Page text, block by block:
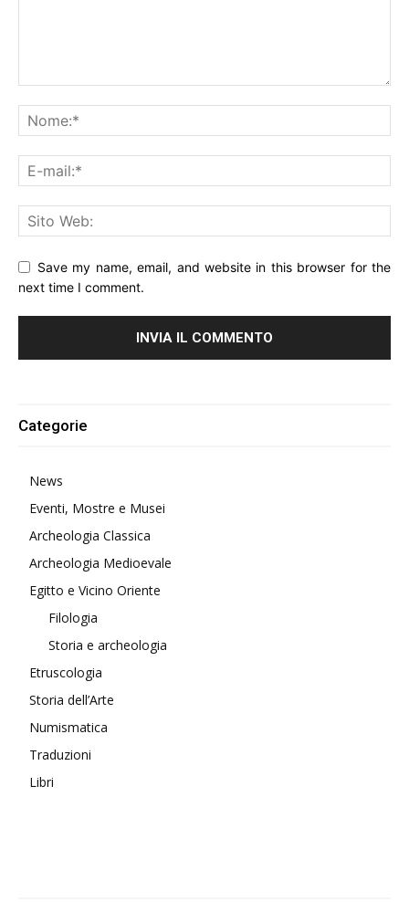
Save my name, email, and website in this browser for the
next time I comment.
Categorie
News
Eventi, Mostre e Musei
Archeologia Classica
Archeologia Medioevale
Egitto e Vicino Oriente
Filologia
Storia e archeologia
Etruscologia
Storia dell’Arte
Numismatica
Traduzioni
Libri